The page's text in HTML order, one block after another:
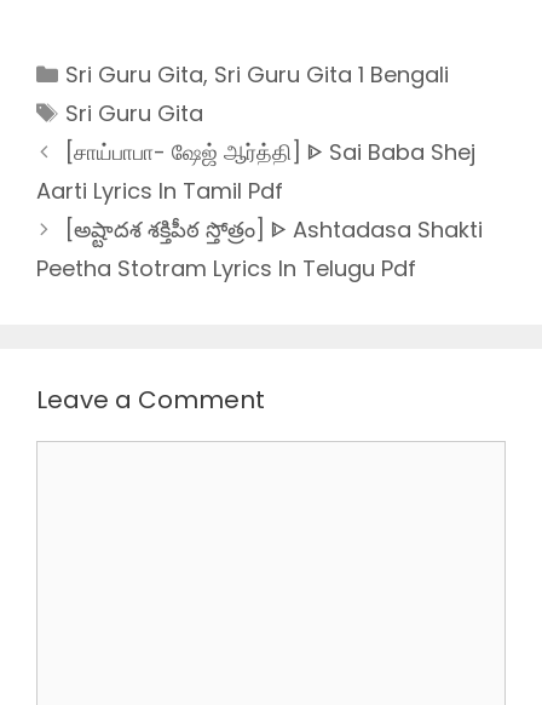
Categories
Sri Guru Gita, Sri Guru Gita 1 Bengali
Tags
Sri Guru Gita
[சாய்பாபா- ஷேஜ் ஆர்த்தி] ᐈ Sai Baba Shej
Aarti Lyrics In Tamil Pdf
[అష్టాదశ శక్తిపీఠ స్తోత్రం] ᐈ Ashtadasa Shakti
Peetha Stotram Lyrics In Telugu Pdf
Leave a Comment